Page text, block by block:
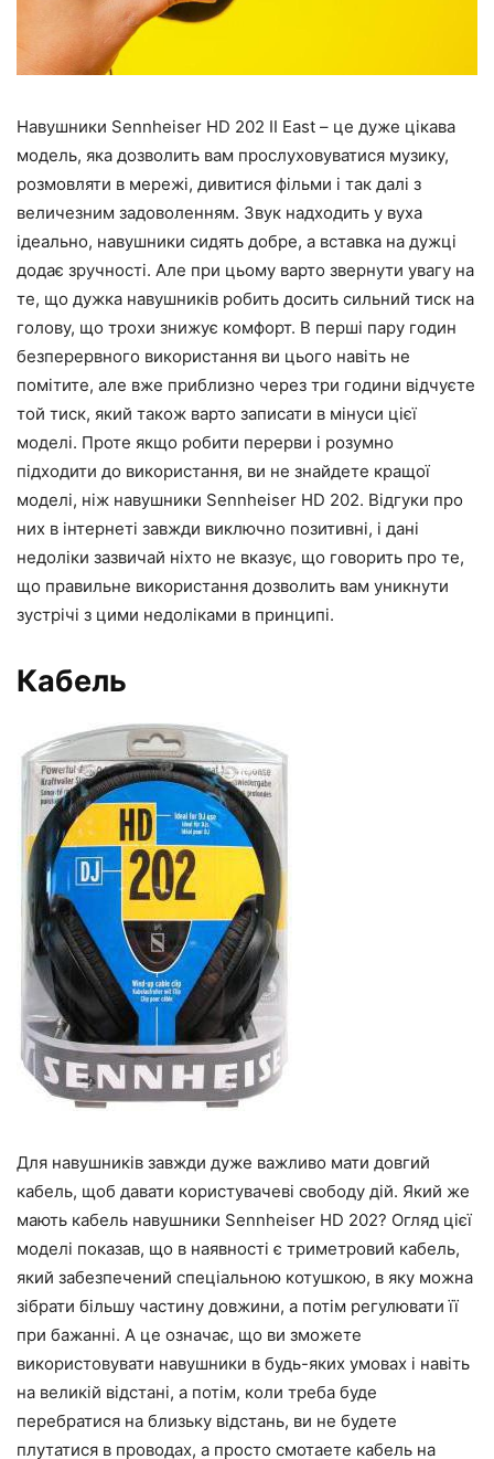
Навушники Sennheiser HD 202 II East – це дуже цікава
модель, яка дозволить вам прослуховуватися музику,
розмовляти в мережі, дивитися фільми і так далі з
величезним задоволенням. Звук надходить у вуха
ідеально, навушники сидять добре, а вставка на дужці
додає зручності. Але при цьому варто звернути увагу на
те, що дужка навушників робить досить сильний тиск на
голову, що трохи знижує комфорт. В перші пару годин
безперервного використання ви цього навіть не
помітите, але вже приблизно через три години відчуєте
той тиск, який також варто записати в мінуси цієї
моделі. Проте якщо робити перерви і розумно
підходити до використання, ви не знайдете кращої
моделі, ніж навушники Sennheiser HD 202. Відгуки про
них в інтернеті завжди виключно позитивні, і дані
недоліки зазвичай ніхто не вказує, що говорить про те,
що правильне використання дозволить вам уникнути
зустрічі з цими недоліками в принципі.
Кабель
Для навушників завжди дуже важливо мати довгий
кабель, щоб давати користувачеві свободу дій. Який же
мають кабель навушники Sennheiser HD 202? Огляд цієї
моделі показав, що в наявності є триметровий кабель,
який забезпечений спеціальною котушкою, в яку можна
зібрати більшу частину довжини, а потім регулювати її
при бажанні. А це означає, що ви зможете
використовувати навушники в будь-яких умовах і навіть
на великій відстані, а потім, коли треба буде
перебратися на близьку відстань, ви не будете
плутатися в проводах, а просто смотаете кабель на